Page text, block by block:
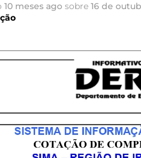
10 meses ago sobre 16 de